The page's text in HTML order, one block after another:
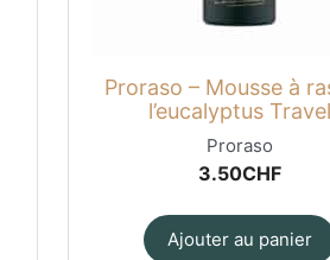
Proraso – Mousse à
l’eucalyptus Travel
Proraso
3.50CHF
Ajouter au panier